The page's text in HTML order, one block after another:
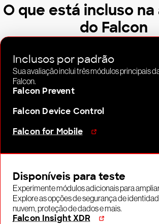
O que está incluso na
do Falcon
Inclusos por padrão
Sua avaliação inclui três módulos principais
Falcon.
Falcon Prevent
Falcon Device Control
Falcon for Mobile
Disponíveis para teste
Experimente módulos adicionais para
Explore as opções de segurança de
nuvem, proteção de dados e mais.
Falcon Insight XDR